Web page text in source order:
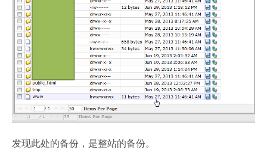
发现此处的备份，是整站的备份。